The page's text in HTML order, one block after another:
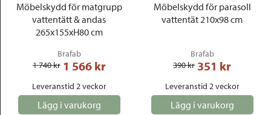
Möbelskydd för matgrupp
vattentätt & andas
265x155xH80 cm
Brafab
1 740 kr 1 566 kr
Leveranstid 2 veckor
Lägg i varukorg
Möbelskydd för parasoll
vattentät 210x98 cm
Brafab
390 kr 351 kr
Leveranstid 2 veckor
Lägg i varukorg